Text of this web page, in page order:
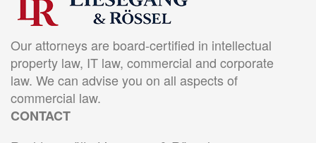
Our attorneys are board-certified in intellectual
property law, IT law, commercial and corporate
law. We can advise you on all aspects of
commercial law.
CONTACT